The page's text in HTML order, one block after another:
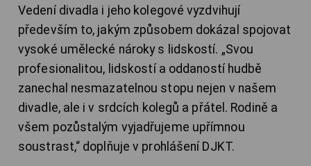
Vedení divadla i jeho kolegové vyzdvihují
především to, jakým způsobem dokázal spojovat
vysoké umělecké nároky s lidskostí. „Svou
profesionalitou, lidskostí a oddaností hudbě
zanechal nesmazatelnou stopu nejen v našem
divadle, ale i v srdcích kolegů a přátel. Rodině a
všem pozůstalým vyjadřujeme upřímnou
soustrast,“ doplňuje v prohlášení DJKT.